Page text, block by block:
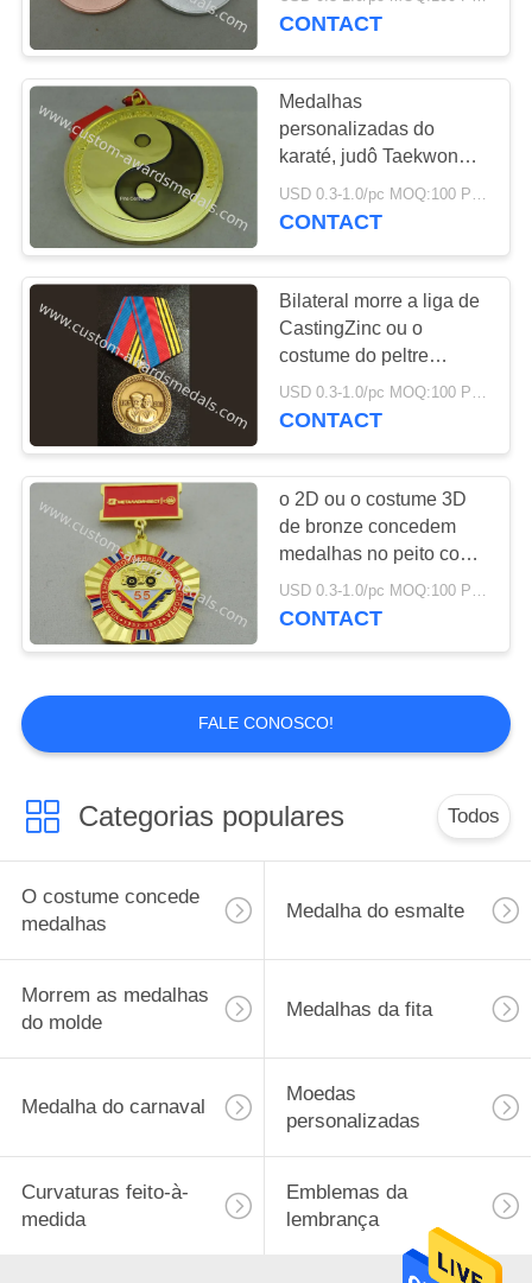
personalizadas das
CONTACT
Medalhas
personalizadas do
karaté, judô Taekwondo
Jiu - medalhas do jitsu,
medalhas ligas de zinco
USD 0.3-1.0/pc MOQ:100 PCes pelo projeto
CONTACT
Bilateral morre a liga de
CastingZinc ou o
costume do peltre
concede medalhas com
polonês alto de 3D e de
USD 0.3-1.0/pc MOQ:100 PCes pelo projeto
CONTACT
o 2D ou o costume 3D
de bronze concedem
medalhas no peito com
estampagem, gravura a
água-forte da foto,
USD 0.3-1.0/pc MOQ:100 PCes pelo projeto
CONTACT
FALE CONOSCO!
Categorias populares Todos
O costume concede
medalhas
Medalha do esmalte
Morrem as medalhas
do molde
Medalhas da fita
Medalha do carnaval
Moedas
personalizadas
Curvaturas feito-à-
medida
Emblemas da
lembrança